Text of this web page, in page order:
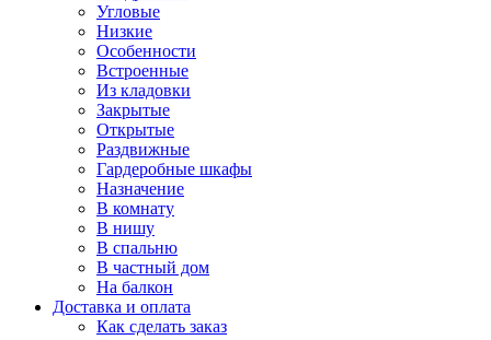
Угловые
Низкие
Особенности
Встроенные
Из кладовки
Закрытые
Открытые
Раздвижные
Гардеробные шкафы
Назначение
В комнату
В нишу
В спальню
В частный дом
На балкон
Доставка и оплата
Как сделать заказ